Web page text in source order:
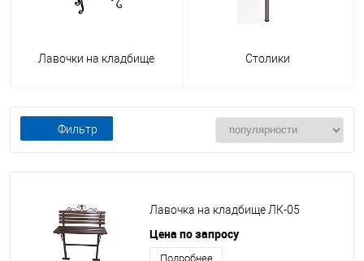
Лавочки на кладбище Столики
Фильтр
Лавочка на кладбище ЛК-05
Цена по запросу
Подробнее